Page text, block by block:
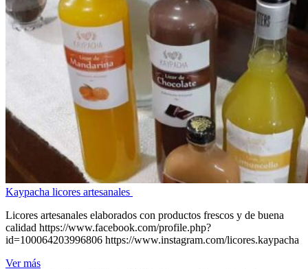
Kaypacha licores artesanales
Licores artesanales elaborados con productos frescos y de buena
calidad https://www.facebook.com/profile.php?
id=100064203996806 https://www.instagram.com/licores.kaypacha
Ver más